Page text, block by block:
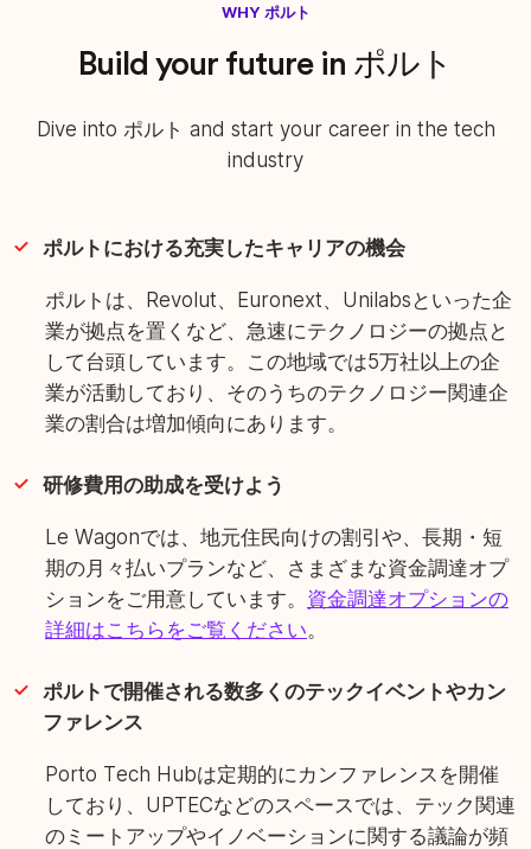
WHY ポルト
Build your future in ポルト
Dive into ポルト and start your career in the tech
industry
ポルトにおける充実したキャリアの機会
ポルトは、Revolut、Euronext、Unilabsといった企
業が拠点を置くなど、急速にテクノロジーの拠点と
して台頭しています。この地域では5万社以上の企
業が活動しており、そのうちのテクノロジー関連企
業の割合は増加傾向にあります。
研修費用の助成を受けよう
Le Wagonでは、地元住民向けの割引や、長期・短
期の月々払いプランなど、さまざまな資金調達オプ
ションをご用意しています。 資金調達オプションの
詳細はこちらをご覧ください。
ポルトで開催される数多くのテックイベントやカン
ファレンス
Porto Tech Hubは定期的にカンファレンスを開催
しており、UPTECなどのスペースでは、テック関連
のミートアップやイノベーションに関する議論が頻